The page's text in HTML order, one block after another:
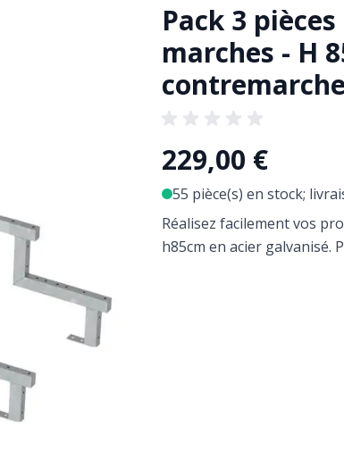
Pack 3
marches - H
229,00 €
55 pièce(s) en stock;
Réalisez facilement vos
h85cm en acier galvanisé.